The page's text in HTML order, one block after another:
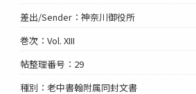
差出/Sender：神奈川御役所
巻次：Vol. XIII
帖整理番号：29
種別：老中書翰附属同封文書